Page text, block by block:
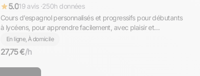
5.019 avis ·250h données
Cours d’espagnol personnalisés et progressifs pour débutants
à lycéens, pour apprendre facilement, avec plaisir et
confiance
En ligne, À domicile
27,75 €/h